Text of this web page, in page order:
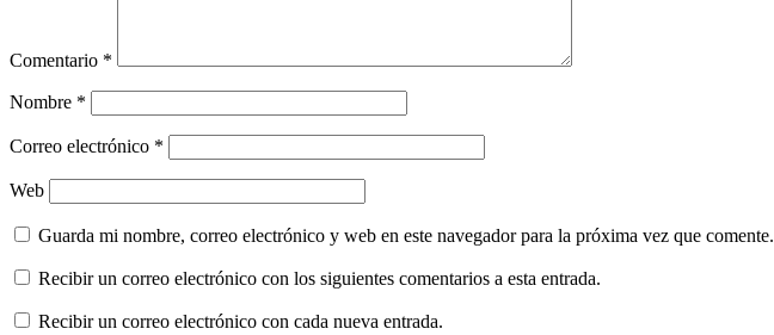
Comentario *
Nombre *
Correo electrónico *
Web
Guarda mi nombre, correo electrónico y web en este navegador para la próxima vez que comente.
Recibir un correo electrónico con los siguientes comentarios a esta entrada.
Recibir un correo electrónico con cada nueva entrada.